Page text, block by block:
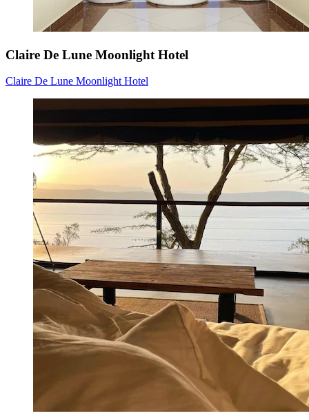
Claire De Lune Moonlight Hotel
Claire De Lune Moonlight Hotel